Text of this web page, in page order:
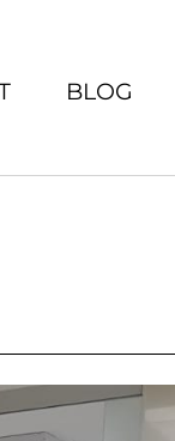
BLOG